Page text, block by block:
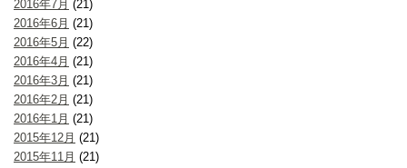
2016年7月 (21)
2016年6月 (21)
2016年5月 (22)
2016年4月 (21)
2016年3月 (21)
2016年2月 (21)
2016年1月 (21)
2015年12月 (21)
2015年11月 (21)